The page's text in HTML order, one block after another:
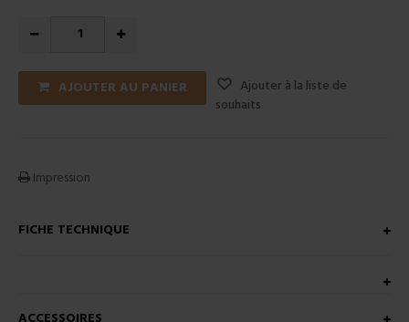
AJOUTER AU PANIER
Ajouter à la liste de
souhaits
Impression
FICHE TECHNIQUE